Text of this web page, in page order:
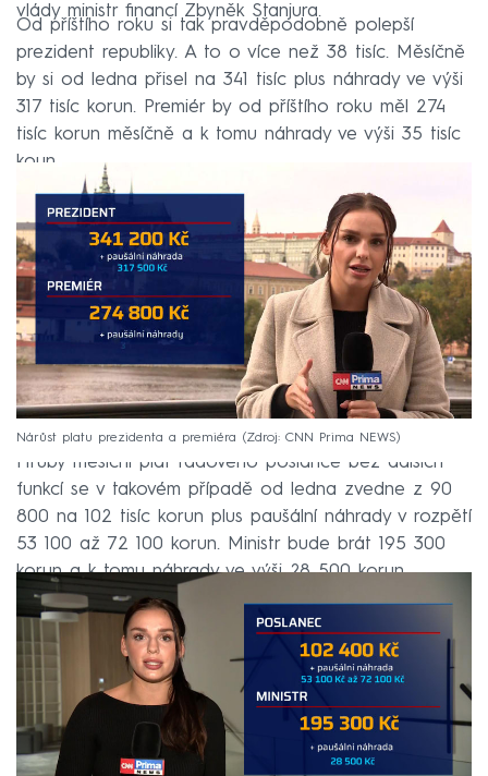
vlády ministr financí Zbyněk Stanjura.
Od příštího roku si tak pravděpodobně polepší
prezident republiky. A to o více než 38 tisíc. Měsíčně
by si od ledna přisel na 341 tisíc plus náhrady ve výši
317 tisíc korun. Premiér by od příštího roku měl 274
tisíc korun měsíčně a k tomu náhrady ve výši 35 tisíc
koun.
Nárůst platu prezidenta a premiéra Zdroj: CNN Prima NEWS
Hrubý měsíční plat řadového poslance bez dalších
funkcí se v takovém případě od ledna zvedne z 90
800 na 102 tisíc korun plus paušální náhrady v rozpětí
53 100 až 72 100 korun. Ministr bude brát 195 300
korun a k tomu náhrady ve výši 28 500 korun.